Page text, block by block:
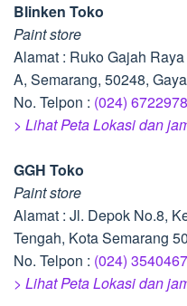
Blinken Toko
Paint store
Alamat : Ruko Gajah
A, Semarang, 50248,
No. Telpon : (024) 6722978
> Lihat Peta Lokasi dan
GGH Toko
Paint store
Alamat : Jl. Depok No.8,
Tengah, Kota Semarang
No. Telpon : (024) 3540467
> Lihat Peta Lokasi dan